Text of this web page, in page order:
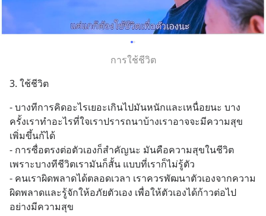
การใช้ชีวิต
3. ใช้ชีวิต
- บางทีการคิดอะไรเยอะเกินไปมันหนักและเหนื่อยนะ บาง
ครั้งเราทำอะไรที่ใจเราปรารถนาบ้างเราอาจจะมีความสุข
เพิ่มขึ้นก้ได้
- การซื่อตรงต่อตัวเองก็สำคัญนะ มันคือความสุขในชีวิต
เพราะบางทีชีวิตเรามันก็สั้น แบบที่เราก็ไม่รู้ตัว
- คนเราผิดพลาดได้ตลอดเวลา เราควรพัฒนาตัวเองจากความ
ผิดพลาดและรู้จักให้อภัยตัวเอง เพื่อให้ตัวเองได้ก้าวต่อไป
อย่างมีความสุข